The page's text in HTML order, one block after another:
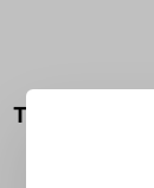
Type Arabic